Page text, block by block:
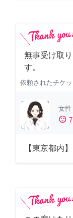
無事受け取
す。
依頼されたチケッ
女性
sentiment_satisfied 7
【東京都内